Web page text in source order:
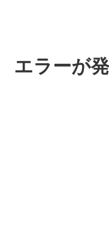
エラーが